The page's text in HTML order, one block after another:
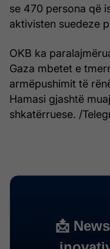
se 470 persona që
aktivisten suedeze
OKB ka
Gaza mbetet e
armëpushimit të
Hamasi gjashtë
shkatërruese. /